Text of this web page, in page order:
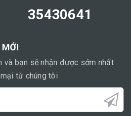
35430641
và bạn sẽ nhận được sớm nhất
từ chúng tôi